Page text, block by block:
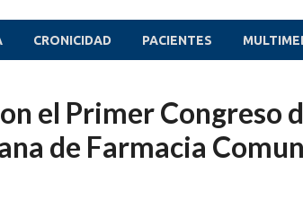
CRONICIDAD PACIENTES
el Primer Congreso
de Farmacia